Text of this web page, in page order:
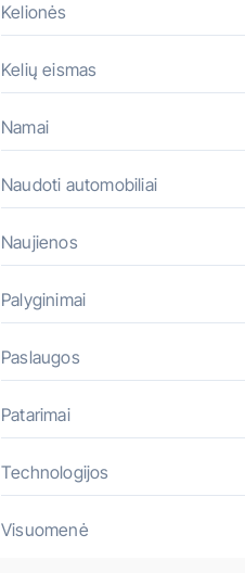
Kelionės
Kelių eismas
Namai
Naudoti automobiliai
Naujienos
Palyginimai
Paslaugos
Patarimai
Technologijos
Visuomenė